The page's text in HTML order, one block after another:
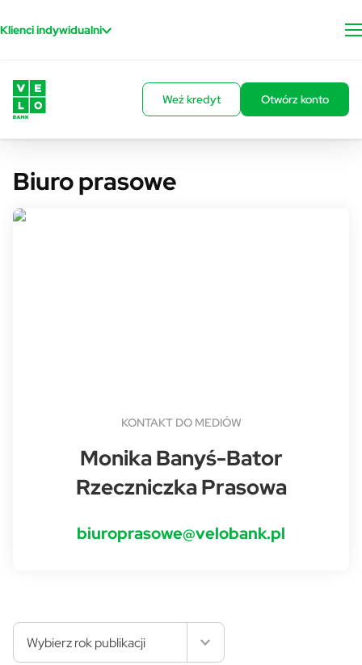
Klienci indywidualni
Weź kredyt Otwórz konto
Biuro prasowe
Rzecznik prasowy
KONTAKT DO MEDIÓW
Monika Banyś-Bator
Rzeczniczka Prasowa
biuroprasowe@velobank.pl
Wybierz rok publikacji